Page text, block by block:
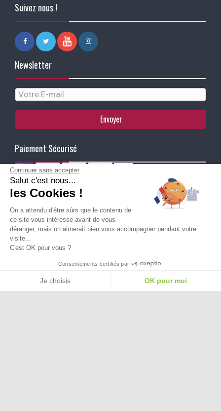
Besoin d'aide pour choisir une
taille ou une pointure ?
Suivez nous !
Newsletter
Envoyer
Paiement Sécurisé
Ma Livraison
Continuer sans accepter
Salut c'est nous...
les Cookies !
On a attendu d'être sûrs que le contenu de
ce site vous intéresse avant de vous
déranger, mais on aimerait bien vous accompagner pendant votre
visite...
C'est OK pour vous ?
Consentements certifiés par
Je choisis OK pour moi